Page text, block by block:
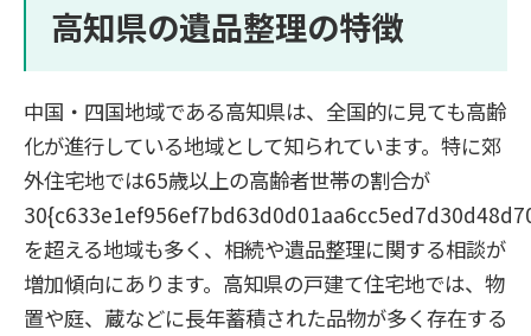
高知県の遺品整理の特徴
中国・四国地域である高知県は、全国的に見ても高齢
化が進行している地域として知られています。特に郊
外住宅地では65歳以上の高齢者世帯の割合が
を超える地域も多く、相続や遺品整理に関する相談が
増加傾向にあります。高知県の戸建て住宅地では、物
置や庭、蔵などに長年蓄積された品物が多く存在する